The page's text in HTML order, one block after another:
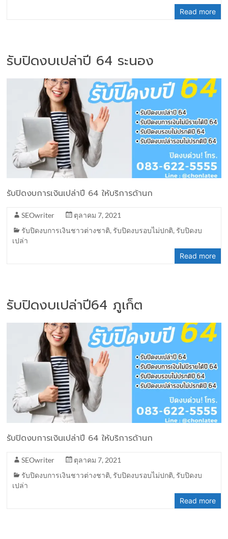
Read more
รับปิดงบเปล่าปี 64 ระนอง
รับปิดงบการเงินเปล่าปี 64 ให้บริการด้านก
SEOwriter
ตุลาคม 7, 2021
รับปิดงบการเงินชาวต่างชาติ, รับปิดงบรอบไม่ปกติ, รับปิดงบ
เปล่า
Read more
รับปิดงบเปล่าปี64 ภูเก็ต
รับปิดงบการเงินเปล่าปี 64 ให้บริการด้านก
SEOwriter
ตุลาคม 7, 2021
รับปิดงบการเงินชาวต่างชาติ, รับปิดงบรอบไม่ปกติ, รับปิดงบ
เปล่า
Read more